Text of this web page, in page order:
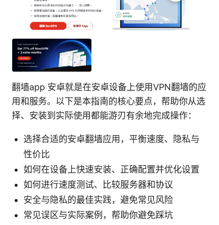
翻墙app 安卓就是在安卓设备上使用VPN翻墙的应
用和服务。以下是本指南的核心要点，帮助你从选
择、安装到实际使用都能游刃有余地完成操作：
选择合适的安卓翻墙应用，平衡速度、隐私与
性价比
如何在设备上快速安装、正确配置并优化设置
如何进行速度测试、比较服务器和协议
安全与隐私的最佳实践，避免常见风险
常见误区与实际案例，帮助你避免踩坑